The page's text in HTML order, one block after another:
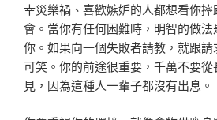
幸災樂禍、喜歡嫉妒的人都想看你
會。當你有任何困難時，明智的做
你。如果向一個失敗者請教，就跟
可笑。你的前途很重要，千萬不要
見，因為這種人一輩子都沒有出息。